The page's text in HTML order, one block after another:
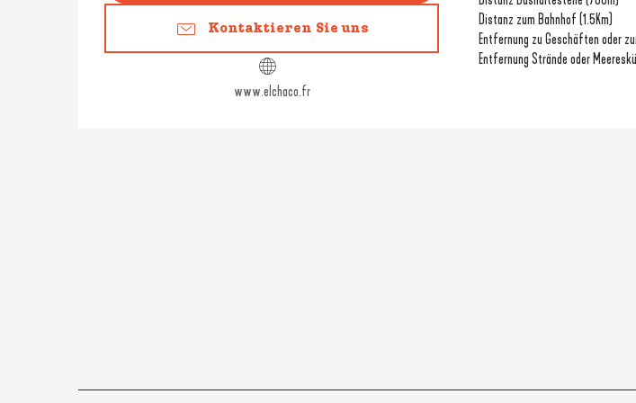
Kontaktieren Sie uns
www.elchaco.fr
Distanz zum Bahnhof (1.5Km)
Entfernung zu Geschäften oder
Entfernung Strände oder